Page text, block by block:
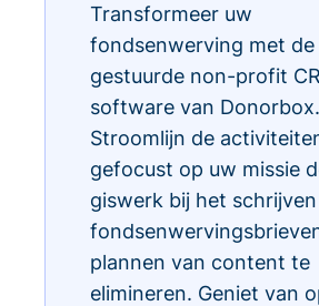
Transformeer uw
fondsenwerving met de
gestuurde non-profit
software van Donorbox.
Stroomlijn de
gefocust op uw missie
giswerk bij het
plannen van content te
elimineren. Geniet van